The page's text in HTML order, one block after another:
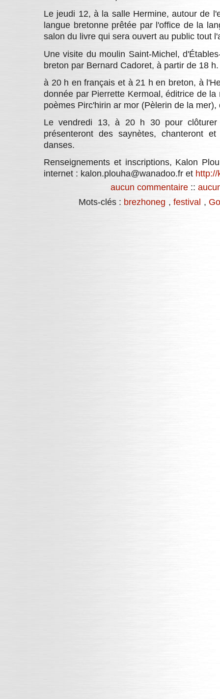
Le jeudi 12, à la salle Hermine, autour de
langue bretonne prêtée par l'office de la
salon du livre qui sera ouvert au public tout
Une visite du moulin Saint-Michel,
breton par Bernard Cadoret, à partir de 18 h.
à 20 h en français et à 21 h en breton, à
donnée par Pierrette Kermoal, éditrice de
poèmes Pirc'hirin ar mor (Pèlerin de la
Le vendredi 13, à 20 h 30 pour clôturer
présenteront des saynètes, chanteront
danses.
Renseignements et inscriptions, Kalon
internet : kalon.plouha@wanadoo.fr et
aucun commentaire ::
Mots-clés : brezhoneg , festival ,